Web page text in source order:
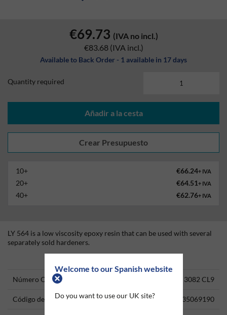
Welcome to our Spanish website
Do you want to use our UK site?
€69.73 (IVA no incl.)
€83.68 (IVA incl.)
Available to Back Order - 1 available in 17 days
Quantity required
Añadir a la cesta
10+ €66.24+ IVA
20+ €64.51+ IVA
40+ €62.76+ IVA
LY 564 is a low viscosity epoxy resin that can be used with several
separately sold hardeners.
Número ONU 3082 CL9
Código del producto 35069190